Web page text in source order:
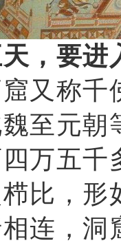
，要进
称千
至元
万五千
比，形
连，洞